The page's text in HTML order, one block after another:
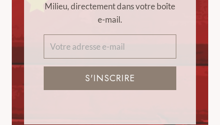
Milieu, directement dans votre boîte
e-mail.
S'INSCRIRE